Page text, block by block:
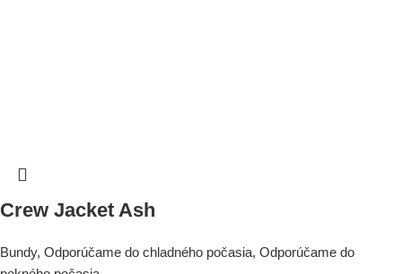
Crew Jacket Ash
Bundy, Odporúčame do chladného počasia, Odporúčame do